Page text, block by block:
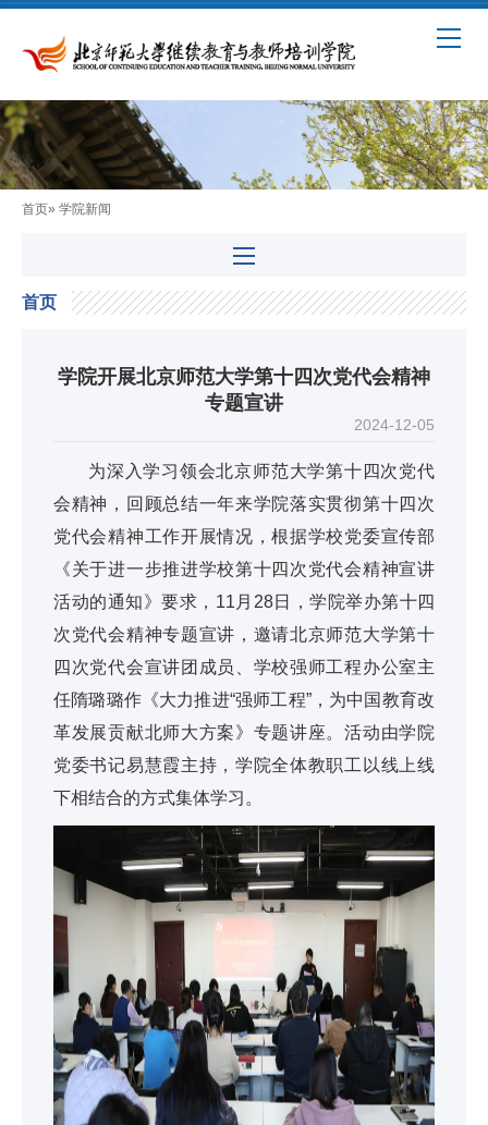
首页» 学院新闻
首页
学院开展北京师范大学第十四次党代会精神
专题宣讲
2024-12-05
为深入学习领会北京师范大学第十四次党代
会精神，回顾总结一年来学院落实贯彻第十四次
党代会精神工作开展情况，根据学校党委宣传部
《关于进一步推进学校第十四次党代会精神宣讲
活动的通知》要求，11月28日，学院举办第十四
次党代会精神专题宣讲，邀请北京师范大学第十
四次党代会宣讲团成员、学校强师工程办公室主
任隋璐璐作《大力推进“强师工程”，为中国教育改
革发展贡献北师大方案》专题讲座。活动由学院
党委书记易慧霞主持，学院全体教职工以线上线
下相结合的方式集体学习。